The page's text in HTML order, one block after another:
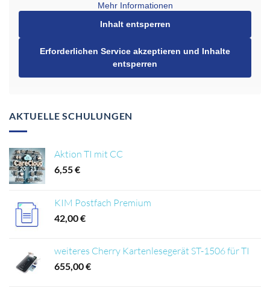
Mehr Informationen
Inhalt entsperren
Erforderlichen Service akzeptieren und Inhalte
entsperren
AKTUELLE SCHULUNGEN
Aktion TI mit CC
6,55€
KIM Postfach Premium
42,00€
weiteres Cherry Kartenlesegerät ST-1506 für TI
655,00€